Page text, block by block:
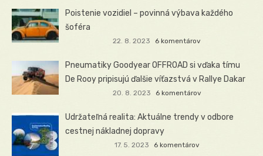
Poistenie vozidiel – povinná výbava každého
šoféra
22. 8. 2023 6 komentárov
Pneumatiky Goodyear OFFROAD si vďaka tímu
De Rooy pripisujú ďalšie víťazstvá v Rallye Dakar
20. 8. 2023 6 komentárov
Udržateľná realita: Aktuálne trendy v odbore
cestnej nákladnej dopravy
17. 5. 2023 6 komentárov